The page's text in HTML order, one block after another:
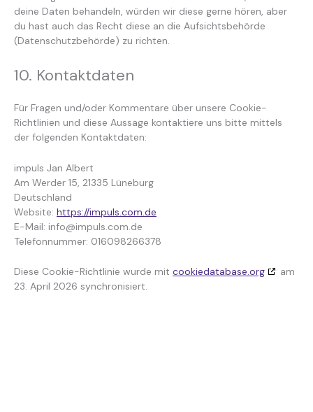
deine Daten behandeln, würden wir diese gerne hören, aber
du hast auch das Recht diese an die Aufsichtsbehörde
(Datenschutzbehörde) zu richten.
10. Kontaktdaten
Für Fragen und/oder Kommentare über unsere Cookie-
Richtlinien und diese Aussage kontaktiere uns bitte mittels
der folgenden Kontaktdaten:
impuls Jan Albert
Am Werder 15, 21335 Lüneburg
Deutschland
Website: https://impuls.com.de
E-Mail: info@impuls.com.de
Telefonnummer: 016098266378
Diese Cookie-Richtlinie wurde mit cookiedatabase.org
am
23. April 2026 synchronisiert.